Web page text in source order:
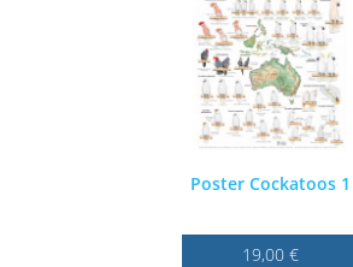
Poster Cockatoos 1
19,00 €